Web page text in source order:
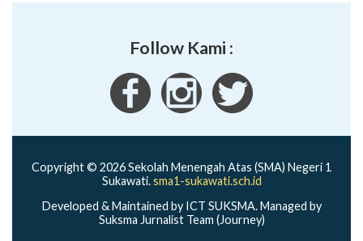
Follow Kami :
Copyright © 2026 Sekolah Menengah Atas (SMA) Negeri 1
Sukawati.sma1-sukawati.sch.id
Developed & Maintained by ICT SUKSMA. Managed by
Suksma Jurnalist Team (Journey)